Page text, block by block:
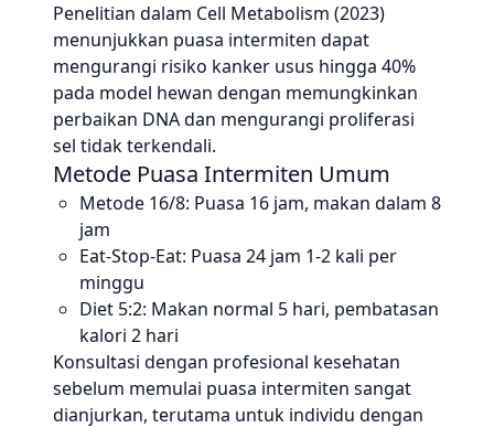
Penelitian dalam Cell Metabolism (2023)
menunjukkan puasa intermiten dapat
mengurangi risiko kanker usus hingga 40%
pada model hewan dengan memungkinkan
perbaikan DNA dan mengurangi proliferasi
sel tidak terkendali.
Metode Puasa Intermiten Umum
Metode 16/8: Puasa 16 jam, makan dalam 8
jam
Eat-Stop-Eat: Puasa 24 jam 1-2 kali per
minggu
Diet 5:2: Makan normal 5 hari, pembatasan
kalori 2 hari
Konsultasi dengan profesional kesehatan
sebelum memulai puasa intermiten sangat
dianjurkan, terutama untuk individu dengan